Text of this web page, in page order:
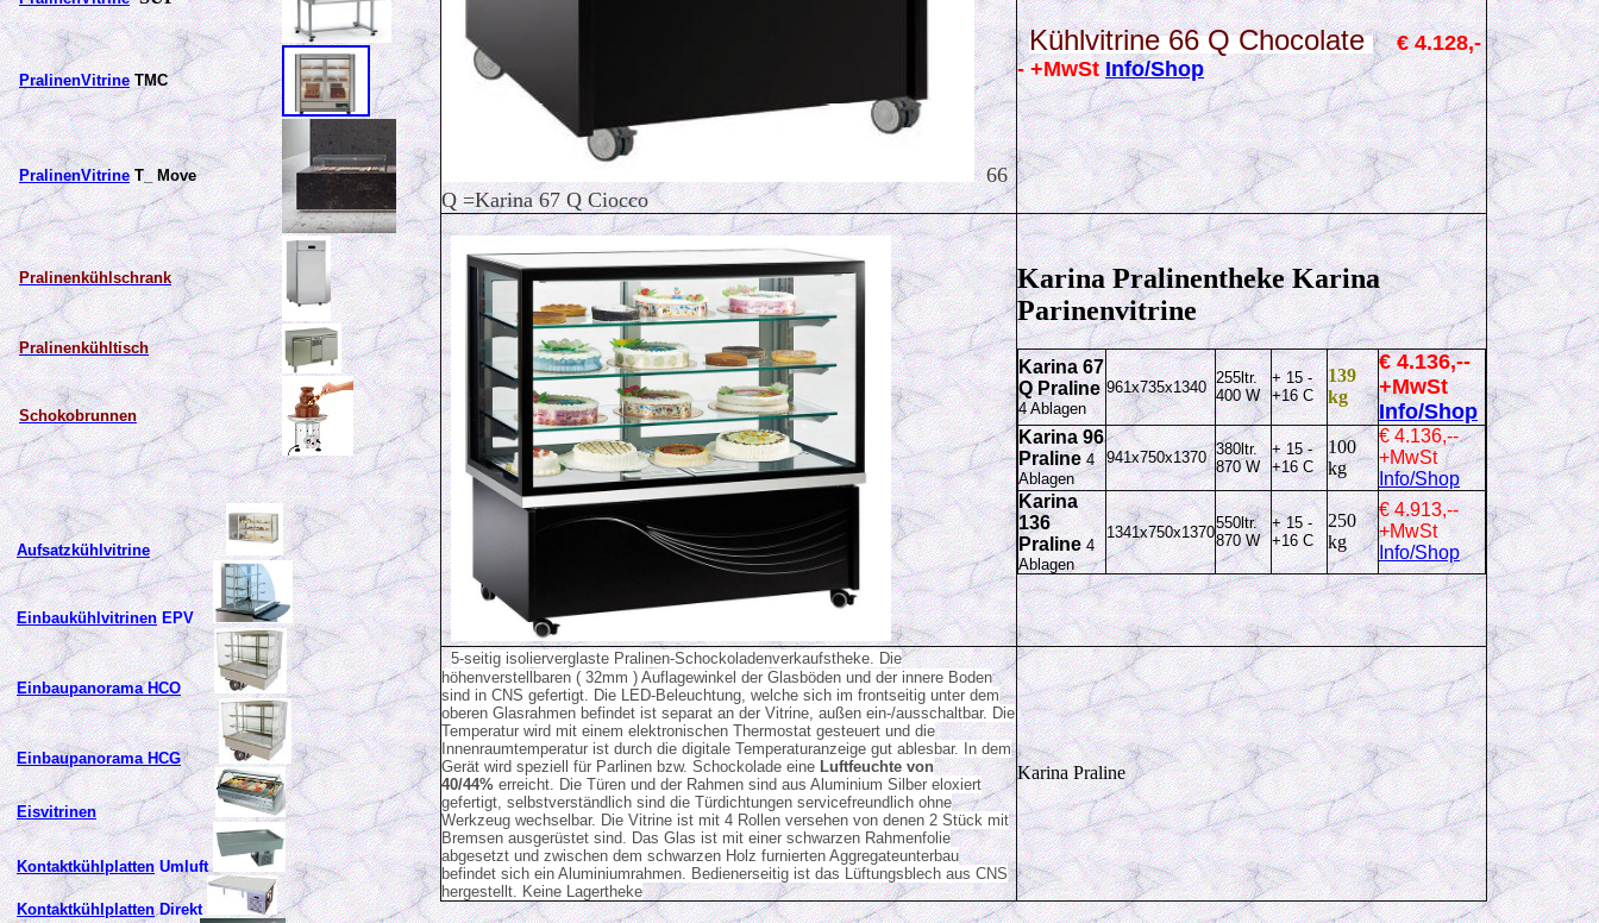
PralinenVitrineTMC
PralinenVitrineT_ Move
Pralinenkühlschrank
Pralinenkühltisch
Schokobrunnen
Aufsatzkühlvitrine
EinbaukühlvitrinenEPV
Einbaupanorama HCO
Einbaupanorama HCG
Eisvitrinen
KontaktkühlplattenUmluft
KontaktkühlplattenDirekt
66
Q =Karina 67 Q Ciocco
Kühlvitrine 66 Q Chocolate
€ 4.128,-
- +MwStInfo/Shop
Karina Pralinentheke Karina
Parinenvitrine
Karina 67
Q Praline
4Ablagen
961x735x1340
255ltr.
400 W
+ 15 -
+16 C
139
kg
€ 4.136,--
+MwSt
Info/Shop
Karina 96
Praline4
Ablagen
941x750x1370 380ltr.
870 W
+ 15 -
+16 C
100
kg
€ 4.136,--
+MwSt
Info/Shop
Karina
136
Praline4
Ablagen
1341x750x1370
550ltr.
870 W
+ 15 -
+16 C
250
kg
€ 4.913,--
+MwSt
Info/Shop
5-seitig isolierverglaste Pralinen-Schockoladenverkaufstheke. Die
höhenverstellbaren ( 32mm ) Auflagewinkel der Glasböden und der innere Boden
sind in CNS gefertigt. Die LED-Beleuchtung, welche sich im frontseitig unter dem
oberen Glasrahmen befindet ist separat an der Vitrine, außen ein-/ausschaltbar. Die
Temperatur wird mit einem elektronischen Thermostat gesteuert und die
Innenraumtemperatur ist durch die digitale Temperaturanzeige gut ablesbar. In dem
Gerät wird speziell für Parlinen bzw. Schockolade eine Luftfeuchte von
40/44% erreicht. Die Türen und der Rahmen sind aus Aluminium Silber eloxiert
gefertigt, selbstverständlich sind die Türdichtungen servicefreundlich ohne
Werkzeug wechselbar. Die Vitrine ist mit 4 Rollen versehen von denen 2 Stück mit
Bremsen ausgerüstet sind. Das Glas ist mit einer schwarzen Rahmenfolie
abgesetzt und zwischen dem schwarzen Holz furnierten Aggregateunterbau
befindet sich ein Aluminiumrahmen. Bedienerseitig ist das Lüftungsblech aus CNS
hergestellt. Keine Lagertheke
Karina Praline